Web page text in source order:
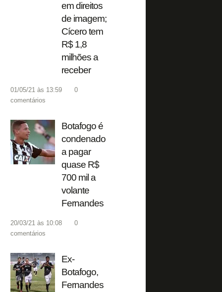
em direitos
de imagem;
Cícero tem
R$ 1,8
milhões a
receber
01/05/21 às 13:59
0
comentários
Botafogo é
condenado
a pagar
quase R$
700 mil a
volante
Fernandes
20/03/21 às 10:08
0
comentários
Ex-
Botafogo,
Fernandes